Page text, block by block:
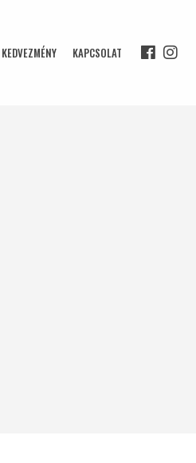
KEDVEZMÉNY KAPCSOLAT